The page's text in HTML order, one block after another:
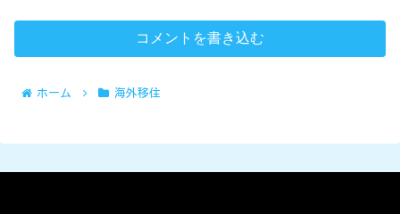
コメントを書き込む
ホーム 海外移住